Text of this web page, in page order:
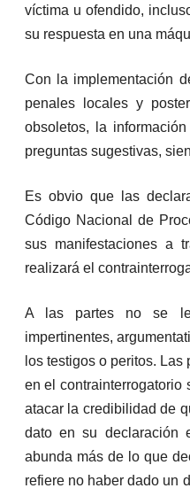
víctima u ofendido,
su respuesta en una
Con la implementación
penales locales y
obsoletos, la
preguntas sugestivas,
Es obvio que las
Código Nacional de
sus manifestaciones a
realizará el
A las partes no se les
impertinentes,
los testigos o peritos.
en el contrainterrogatorio
atacar la credibilidad de
dato en su declaración
abunda más de lo que
refiere no haber dado un